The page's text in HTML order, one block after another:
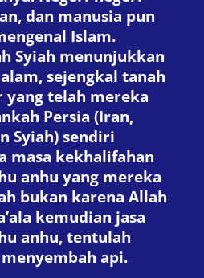
dan manusia pun
Islam.
Syiah menunjukkan
sejengkal tanah
telah mereka
Persia (Iran,
Syiah) sendiri
masa kekhalifahan
anhu yang mereka
bukan karena Allah
kemudian jasa
anhu, tentulah
api.